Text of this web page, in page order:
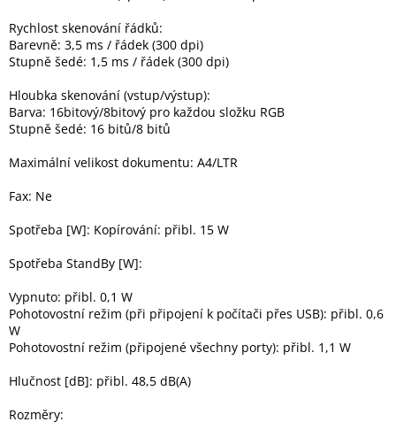
Rychlost skenování řádků:
Barevně: 3,5 ms / řádek (300 dpi)
Stupně šedé: 1,5 ms / řádek (300 dpi)
Hloubka skenování (vstup/výstup):
Barva: 16bitový/8bitový pro každou složku RGB
Stupně šedé: 16 bitů/8 bitů
Maximální velikost dokumentu: A4/LTR
Fax: Ne
Spotřeba [W]: Kopírování: přibl. 15 W
Spotřeba StandBy [W]:
Vypnuto: přibl. 0,1 W
Pohotovostní režim (při připojení k počítači přes USB): přibl. 0,6
W
Pohotovostní režim (připojené všechny porty): přibl. 1,1 W
Hlučnost [dB]: přibl. 48,5 dB(A)
Rozměry: